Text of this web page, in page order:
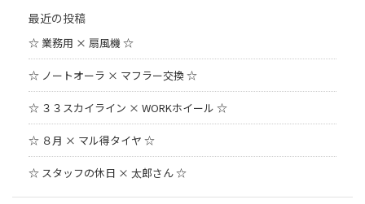
最近の投稿
☆ 業務用 × 扇風機 ☆
☆ ノートオーラ × マフラー交換 ☆
☆ ３３スカイライン × WORKホイール ☆
☆ ８月 × マル得タイヤ ☆
☆ スタッフの休日 × 太郎さん ☆